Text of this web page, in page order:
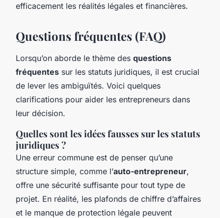
efficacement les réalités légales et financières.
Questions fréquentes (FAQ)
Lorsqu’on aborde le thème des questions
fréquentes sur les statuts juridiques, il est crucial
de lever les ambiguïtés. Voici quelques
clarifications pour aider les entrepreneurs dans
leur décision.
Quelles sont les idées fausses sur les statuts
juridiques ?
Une erreur commune est de penser qu’une
structure simple, comme l’auto-entrepreneur,
offre une sécurité suffisante pour tout type de
projet. En réalité, les plafonds de chiffre d’affaires
et le manque de protection légale peuvent